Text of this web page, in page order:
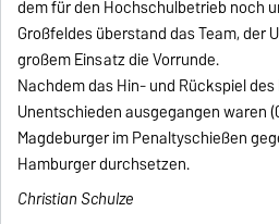
dem für den Hochschulbetrieb noch
Großfeldes überstand das Team, der
großem Einsatz die Vorrunde.
Nachdem das Hin- und Rückspiel
Unentschieden ausgegangen waren
Magdeburger im Penaltyschießen
Hamburger durchsetzen.
Christian Schulze